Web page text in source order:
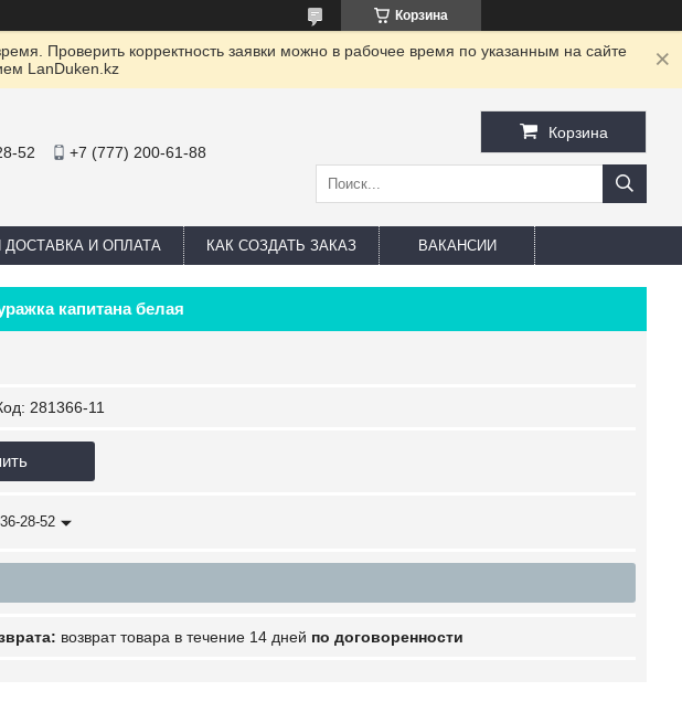
Корзина
Проверить корректность заявки можно в рабочее время по указанным на сайте
LanDuken.kz
52 +7 (777) 200-61-88
Корзина
ДОСТАВКА И ОПЛАТА КАК СОЗДАТЬ ЗАКАЗ ВАКАНСИИ
капитана белая
281366-11
28-52
возврат товара в течение 14 дней по договоренности